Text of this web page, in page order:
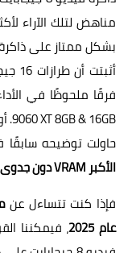
مناهض لتلك الآراء
حاولت توضيحه
الأكبر VRAM دون جدوى حقيقية
فإذا كنت تتساءل عن
عام 2025
، فيمكننا